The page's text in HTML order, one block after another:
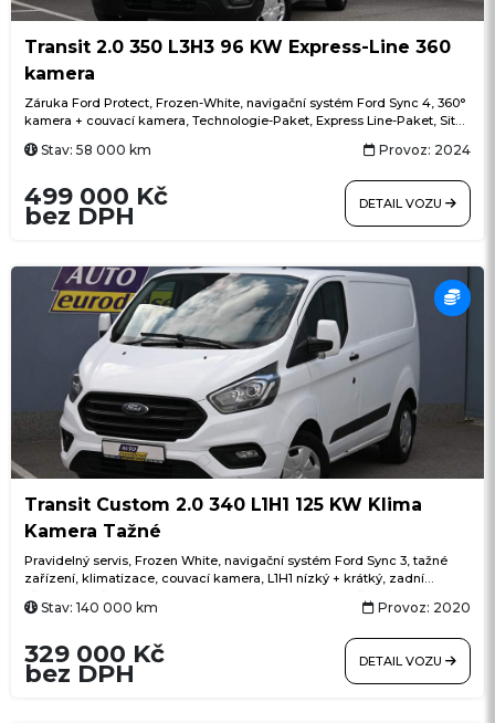
Transit 2.0 350 L3H3 96 KW Express-Line 360
kamera
Záruka Ford Protect, Frozen-White, navigační systém Ford Sync 4, 360°
kamera + couvací kamera, Technologie-Paket, Express Line-Paket, Sitz-
(adaptivní tempomat) + Pre-Collision Assist (systém nouzového
parkování do řady, výběr jízdních režimů (normální, Eco), rozpoznávání
dopravních značek, vstup USB + USB-C
Stav: 58 000 km Provoz: 2024
499 000 Kč
bez DPH DETAIL VOZU
Transit Custom 2.0 340 L1H1 125 KW Klima
Kamera Tažné
Pravidelný servis, Frozen White, navigační systém Ford Sync 3, tažné
zařízení, klimatizace, couvací kamera, L1H1 nízký + krátký, zadní
tempomat, Bluetooth handsfree, USB, LED denní svícení, přisvěcování
dveře vpravo
Stav: 140 000 km Provoz: 2020
329 000 Kč
bez DPH DETAIL VOZU